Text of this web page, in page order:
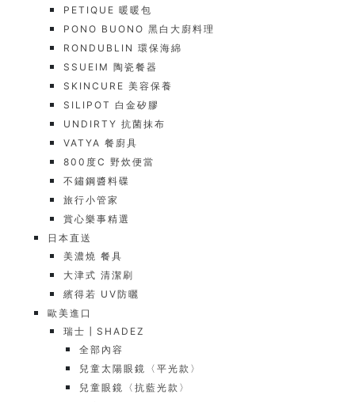
PETIQUE 暖暖包
PONO BUONO 黑白大廚料理
RONDUBLIN 環保海綿
SSUEIM 陶瓷餐器
SKINCURE 美容保養
SILIPOT 白金矽膠
UNDIRTY 抗菌抹布
VATYA 餐廚具
800度C 野炊便當
不鏽鋼醬料碟
旅行小管家
賞心樂事精選
日本直送
美濃燒 餐具
大津式 清潔刷
繽得若 UV防曬
歐美進口
瑞士┃SHADEZ
全部內容
兒童太陽眼鏡〈平光款〉
兒童眼鏡〈抗藍光款〉